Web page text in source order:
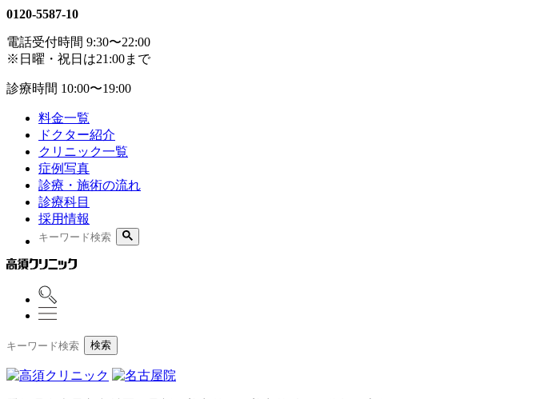
0120-5587-10
電話受付時間 9:30〜22:00
※日曜・祝日は21:00まで
診療時間 10:00〜19:00
料金一覧
ドクター紹介
クリニック一覧
症例写真
診療・施術の流れ
診療科目
採用情報
検索